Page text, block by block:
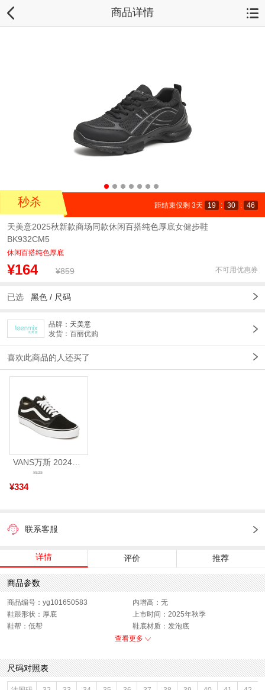
商品详情
距结束仅剩 3天 19 : 30 : 45
秒杀
天美意2025秋新款商场同款休闲百搭纯色厚底女健步鞋
BK932CM5
休闲百搭纯色厚底
¥164 ¥859 不可用优惠券
已选 黑色 / 尺码
品牌： 天美意
发货：百丽优购
喜欢此商品的人还买了
VANS万斯 2024年新款中性OldSkool帆布鞋/硫化鞋VN000D3HY28（延续款）
¥334
¥539
联系客服
详情 评价 推荐
商品参数
商品编号：yg101650583
内增高：无
鞋跟形状：厚底
上市时间：2025年秋季
鞋帮：低帮
鞋底材质：发泡底
色系：黑色
闭合方式：系带
前掌高度：无
款式季节：秋季
配跟：无
鞋垫材质：猪皮革
鞋头款式：圆头
查看更多
尺码对照表